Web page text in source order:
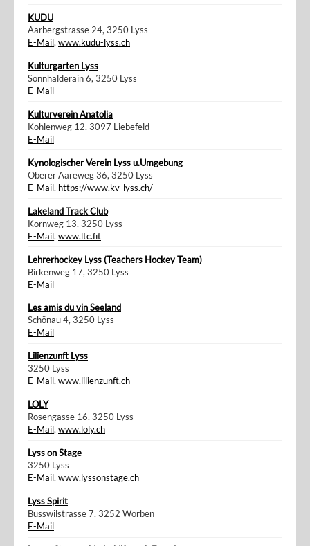
KUDU
Aarbergstrasse 24, 3250 Lyss
E-Mail, www.kudu-lyss.ch
Kulturgarten Lyss
Sonnhalderain 6, 3250 Lyss
E-Mail
Kulturverein Anatolia
Kohlenweg 12, 3097 Liebefeld
E-Mail
Kynologischer Verein Lyss u.Umgebung
Oberer Aareweg 36, 3250 Lyss
E-Mail, https://www.kv-lyss.ch/
Lakeland Track Club
Kornweg 13, 3250 Lyss
E-Mail, www.ltc.fit
Lehrerhockey Lyss (Teachers Hockey Team)
Birkenweg 17, 3250 Lyss
E-Mail
Les amis du vin Seeland
Schönau 4, 3250 Lyss
E-Mail
Lilienzunft Lyss
3250 Lyss
E-Mail,www.lilienzunft.ch
LOLY
Rosengasse 16, 3250 Lyss
E-Mail,www.loly.ch
Lyss on Stage
3250 Lyss
E-Mail,www.lyssonstage.ch
Lyss Spirit
Busswilstrasse 7, 3252 Worben
E-Mail